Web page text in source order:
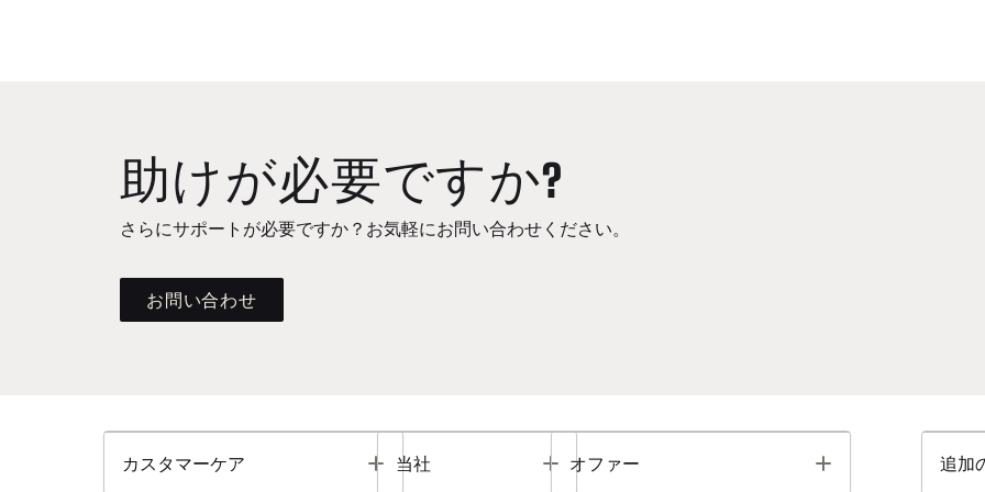
助けが必要ですか?
さらにサポートが必要ですか？お気軽にお問い合わせください。
お問い合わせ
カスタマーケア Toggle
当社 Toggle
オファー Toggle 追加